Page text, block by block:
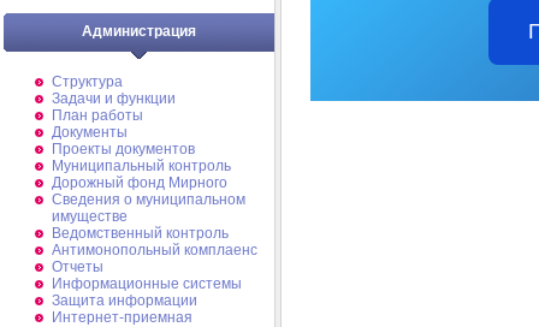
Администрация
Структура
Задачи и функции
План работы
Документы
Проекты документов
Муниципальный контроль
Дорожный фонд Мирного
Cведения о муниципальном
имуществе
Ведомственный контроль
Антимонопольный комплаенс
Отчеты
Информационные системы
Защита информации
Интернет-приемная